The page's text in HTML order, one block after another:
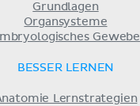
Grundlagen
Organsysteme
Gewebe
BESSER LERNEN
Lernstrategien